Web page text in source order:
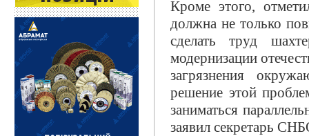
Кроме этого,
должна не только
сделать труд
модернизации
загрязнения
решение этой
заниматься
заявил секретарь